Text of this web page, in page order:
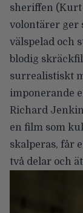
sheriffen (Kurt
volontärer ger
välspelad och
blodig
surrealistiskt
imponerande
Richard
en film som
skalperas, får
två delar och